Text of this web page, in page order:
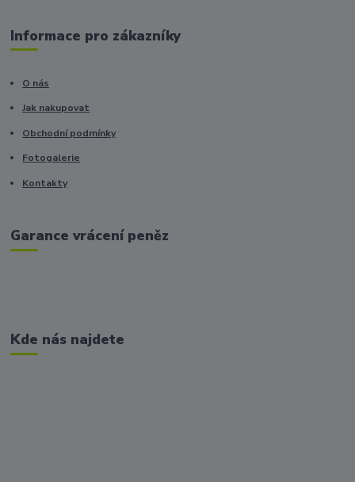
Informace pro zákazníky
O nás
Jak nakupovat
Obchodní podmínky
Fotogalerie
Kontakty
Garance vrácení peněz
Kde nás najdete